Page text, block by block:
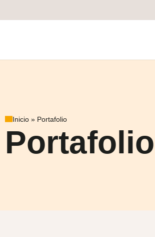
Inicio » Portafolio
Portafolio